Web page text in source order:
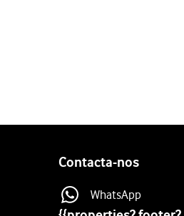
Contacta-nos
WhatsApp